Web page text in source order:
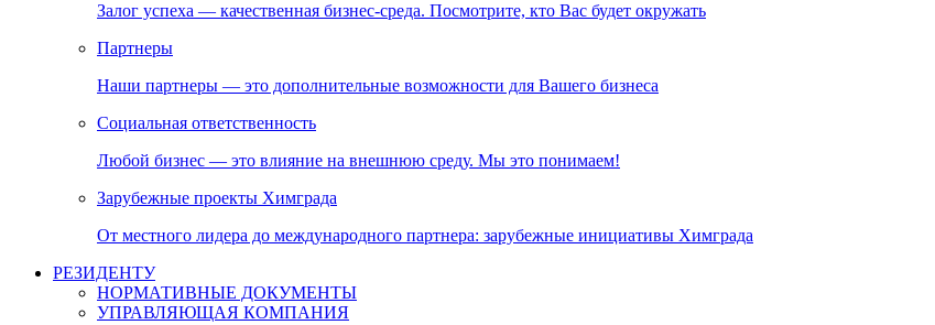
Залог успеха — качественная бизнес-среда. Посмотрите, кто Вас будет окружать
Партнеры
Наши партнеры — это дополнительные возможности для Вашего бизнеса
Социальная ответственность
Любой бизнес — это влияние на внешнюю среду. Мы это понимаем!
Зарубежные проекты Химграда
От местного лидера до международного партнера: зарубежные инициативы Химграда
РЕЗИДЕНТУ
НОРМАТИВНЫЕ ДОКУМЕНТЫ
УПРАВЛЯЮЩАЯ КОМПАНИЯ